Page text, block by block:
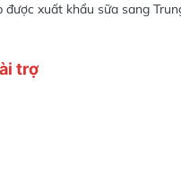
được xuất khẩu sữa sang